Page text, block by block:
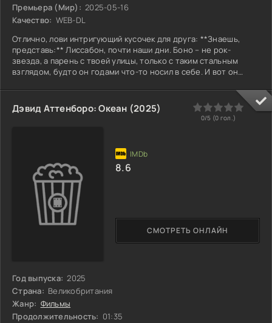
Премьера (Мир): 2025-05-16
Качество: WEB-DL
Отлично, лови интригующий кусочек для друга: **Знаешь,
представь:** Лиссабон, почти наши дни. Боно – не рок-
звезда, а парень с твоей улицы, только с таким стальным
взглядом, будто он годами что-то носил в себе. И вот он
кажется. **От отца.** Того самого, с кем не разговаривал
десять лет. Внутри – не письмо, не деньги. А связка ключей от
заброшенного портового склада и потрёпанный блокнот с
Дэвид Аттенборо: Океан (2025)
Год выпуска: 2025
Страна: Великобритания
Жанр: Фильмы
Продолжительность: 01:35
СМОТРЕТЬ ОНЛАЙН
8.6
0 4 5
0/5 (0 гол.)